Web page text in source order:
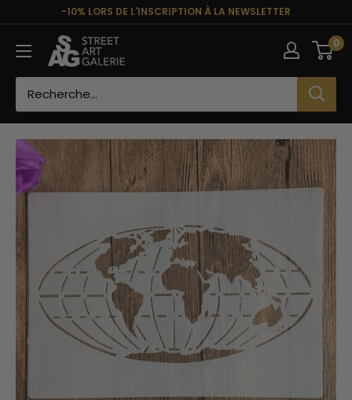
contenu
-10% LORS DE L'INSCRIPTION À LA NEWSLETTER
Street
Art
0